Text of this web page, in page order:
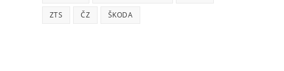
ZTS ČZ ŠKODA